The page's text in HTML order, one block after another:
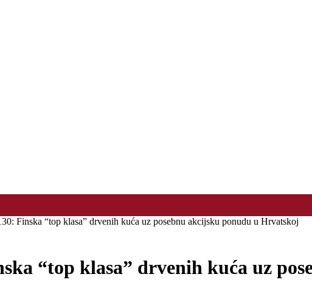
Finska “top klasa” drvenih kuća uz posebnu akcijsku ponudu u Hrvatskoj
“top klasa” drvenih kuća uz